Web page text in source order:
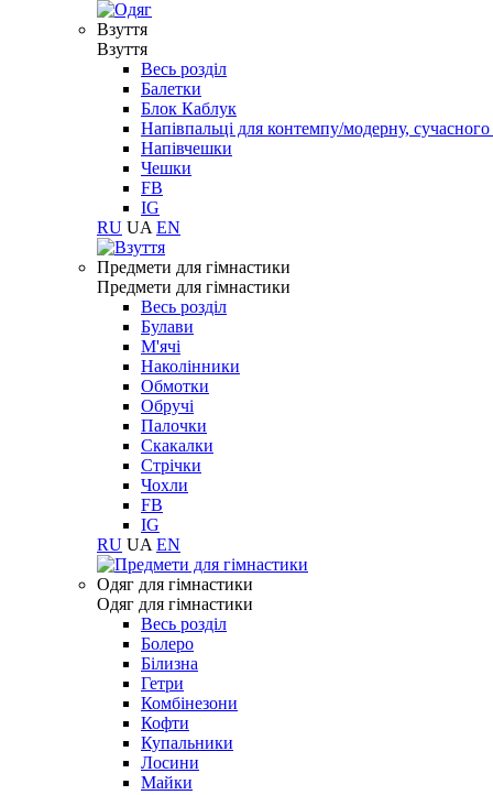
Взуття
Взуття
Весь розділ
Балетки
Блок Каблук
Напівпальці для контемпу/модерну,
Напівчешки
Чешки
FB
IG
RU UA EN
Предмети для гімнастики
Предмети для гімнастики
Весь розділ
Булави
М'ячі
Наколінники
Обмотки
Обручі
Палочки
Скакалки
Стрічки
Чохли
FB
IG
RU UA EN
Одяг для гімнастики
Одяг для гімнастики
Весь розділ
Болеро
Білизна
Гетри
Комбінезони
Кофти
Купальники
Лосини
Майки